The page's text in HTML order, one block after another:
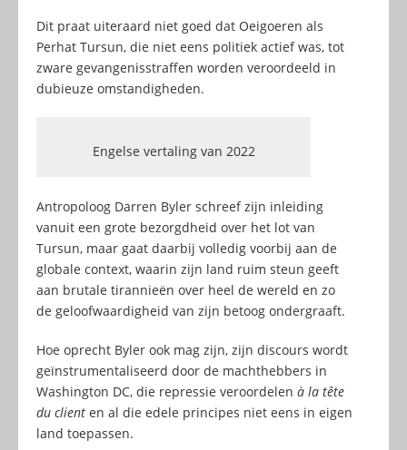
Dit praat uiteraard niet goed dat Oeigoeren als
Perhat Tursun, die niet eens politiek actief was, tot
zware gevangenisstraffen worden veroordeeld in
dubieuze omstandigheden.
Engelse vertaling van 2022
Antropoloog Darren Byler schreef zijn inleiding
vanuit een grote bezorgdheid over het lot van
Tursun, maar gaat daarbij volledig voorbij aan de
globale context, waarin zijn land ruim steun geeft
aan brutale tirannieën over heel de wereld en zo
de geloofwaardigheid van zijn betoog ondergraaft.
Hoe oprecht Byler ook mag zijn, zijn discours wordt
geïnstrumentaliseerd door de machthebbers in
Washington DC, die repressie veroordelen à la tête
du client en al die edele principes niet eens in eigen
land toepassen.